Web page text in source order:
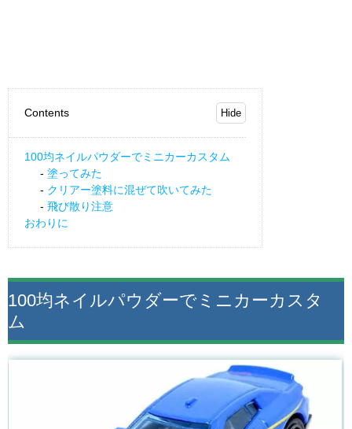
Contents
100均ネイルパウダーでミニカーカスタム
塗ってみた
クリアー塗料に混ぜて吹いてみた
飛び散り注意
おわりに
100均ネイルパウダーでミニカーカスタ
ム